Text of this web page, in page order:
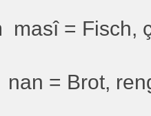
masî = Fisch,
nan = Brot,